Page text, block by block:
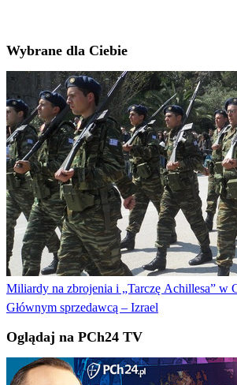
Wybrane dla Ciebie
Miliardy na zbrojenia i „Tarczę Achillesa” w
Głównym sprzedawcą – Izrael
Oglądaj na PCh24 TV